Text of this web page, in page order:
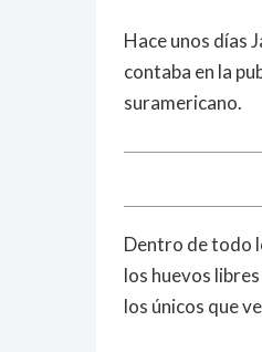
Hace unos días
contaba en la
suramericano.
Dentro de todo
los huevos
los únicos que